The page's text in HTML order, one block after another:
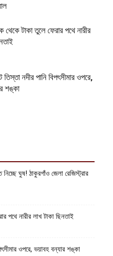
থেকে টাকা তুলে ফেরার পথে নারীর
তিস্তা নদীর পানি বিপৎসীমার ওপরে,
শঙ্কা
ঘুষ! ঠাকুরগাঁও জেলা রেজিস্ট্রার
পথে নারীর লাখ টাকা ছিনতাই
ওপরে, ভয়াবহ বন্যার শঙ্কা